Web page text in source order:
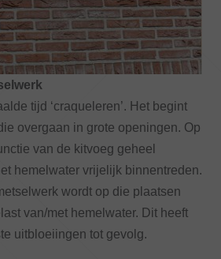
tijd ‘craqueleren’. Het begint
overgaan in grote openingen. Op
van de kitvoeg geheel
hemelwater vrijelijk binnentreden.
wordt op die plaatsen
van/met hemelwater. Dit heeft
uitbloeiingen tot gevolg.